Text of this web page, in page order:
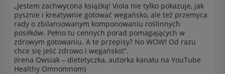
„Jestem zachwycona książką! Viola nie tylko pokazuje, jak
pysznie i kreatywnie gotować wegańsko, ale też przemyca
rady o zbilansowanym komponowaniu roślinnych
posiłków. Pełno tu cennych porad pomagających w
zdrowym gotowaniu. A te przepisy? No WOW! Od razu
chce się jeść zdrowo i wegańsko!”.
(Irena Owsiak – dietetyczka, autorka kanału na YouTube
Healthy Omnomnom)